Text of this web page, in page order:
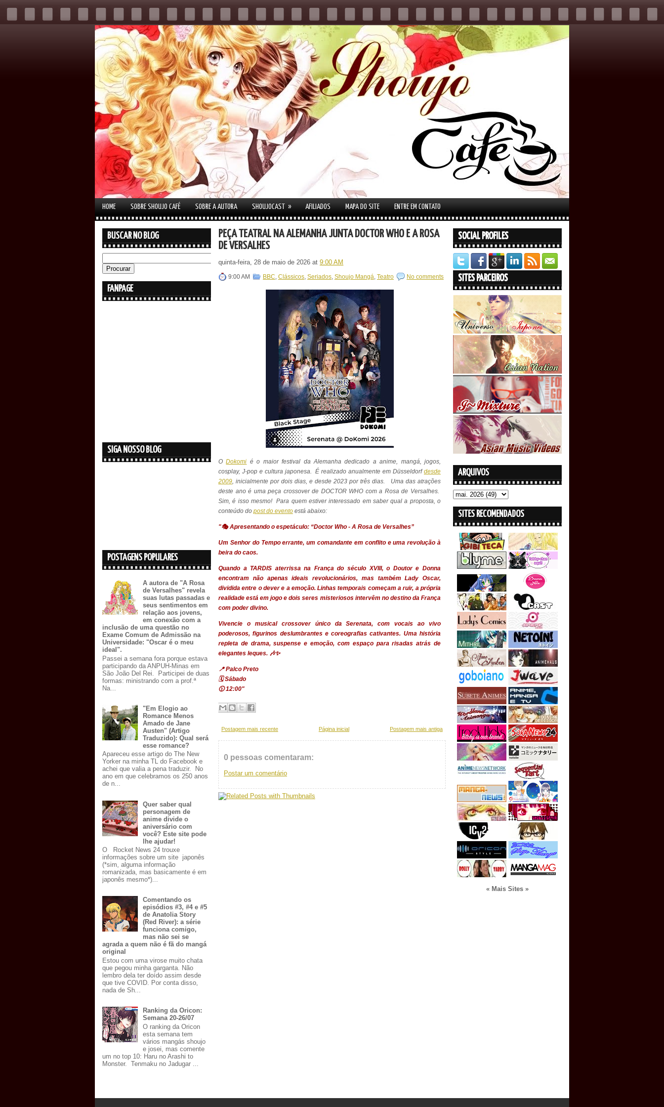
HOME SOBRE SHOUJO CAFÉ SOBRE A AUTORA SHOUJOCAST » AFILIADOS MAPA DO SITE ENTRE EM CONTATO
BUSCAR NO BLOG
FANPAGE
SIGA NOSSO BLOG
POSTAGENS POPULARES
A autora de "A Rosa
de Versalhes" revela
suas lutas passadas e
seus sentimentos em
relação aos jovens,
em conexão com a
inclusão de uma questão no
Exame Comum de Admissão na
Universidade: "Oscar é o meu
ideal".
Passei a semana fora porque estava
participando da ANPUH-Minas em
São João Del Rei. Participei de duas
formas: ministrando com a prof.ª
Na...
"Em Elogio ao
Romance Menos
Amado de Jane
Austen" (Artigo
Traduzido): Qual será
esse romance?
Apareceu esse artigo do The New
Yorker na minha TL do Facebook e
achei que valia a pena traduzir. No
ano em que celebramos os 250 anos
de n...
Quer saber qual
personagem de
anime divide o
aniversário com
você? Este site pode
lhe ajudar!
O Rocket News 24 trouxe
informações sobre um site japonês
(*sim, alguma informação
romanizada, mas basicamente é em
japonês mesmo*)...
Comentando os
episódios #3, #4 e #5
de Anatolia Story
(Red River): a série
funciona comigo,
mas não sei se
agrada a quem não é fã do mangá
original
Estou com uma virose muito chata
que pegou minha garganta. Não
lembro dela ter doído assim desde
que tive COVID. Por conta disso,
nada de Sh...
Ranking da Oricon:
Semana 20-26/07
O ranking da Oricon
esta semana tem
vários mangás shoujo
e josei, mas comente
um no top 10: Haru no Arashi to
Monster. Tenmaku no Jadugar ...
PEÇA TEATRAL NA ALEMANHA JUNTA DOCTOR WHO E A ROSA
DE VERSALHES
quinta-feira, 28 de maio de 2026 at 9:00 AM
9:00 AM BBC, Clássicos, Seriados, Shoujo Mangá, Teatro No comments
ODokomi é o maior festival da Alemanha dedicado a anime, mangá, jogos,
cosplay, J-pop e cultura japonesa. É realizado anualmente em Düsseldorfdesde
2009, inicialmente por dois dias, e desde 2023 por três dias. Uma das atrações
deste ano é uma peça crossover de DOCTOR WHO com a Rosa de Versalhes.
Sim, é isso mesmo! Para quem estiver interessado em saber qual a proposta, o
conteúdo do post do evento está abaixo:
"🎭 Apresentando o espetáculo: “Doctor Who - A Rosa de Versalhes”
Um Senhor do Tempo errante, um comandante em conflito e uma revolução à
beira do caos.
Quando a TARDIS aterrissa na França do século XVIII, o Doutor e Donna
encontram não apenas ideais revolucionários, mas também Lady Oscar,
dividida entre o dever e a emoção. Linhas temporais começam a ruir, a própria
realidade está em jogo e dois seres misteriosos intervêm no destino da França
com poder divino.
Vivencie o musical crossover único da Serenata, com vocais ao vivo
poderosos, figurinos deslumbrantes e coreografias cativantes. Uma história
repleta de drama, suspense e emoção, com espaço para risadas atrás de
elegantes leques. 🎶✨
📍 Palco Preto
🗓️ Sábado
🕦 12:00"
Postagem mais recente Postagem mais antiga
Página inicial
0 pessoas comentaram:
Postar um comentário
SOCIAL PROFILES
SITES PARCEIROS
ARQUIVOS
SITES RECOMENDADOS
« Mais Sites »